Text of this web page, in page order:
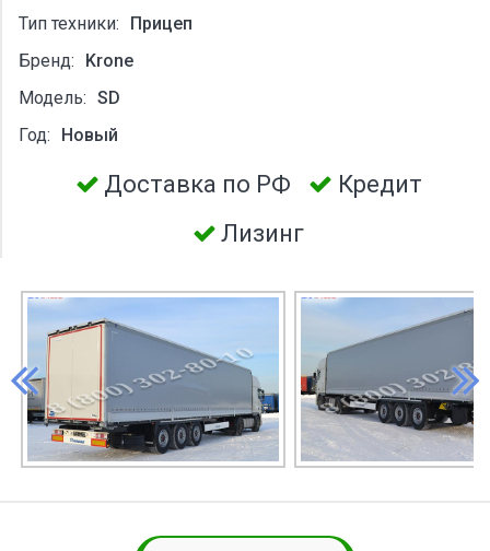
Тип техники:
Прицеп
Бренд:
Krone
Модель: SD
Год:
Новый
Доставка по РФ
Кредит
Лизинг